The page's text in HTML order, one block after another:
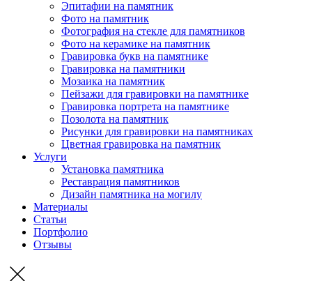
Эпитафии на памятник
Фото на памятник
Фотография на стекле для памятников
Фото на керамике на памятник
Гравировка букв на памятнике
Гравировка на памятники
Мозаика на памятник
Пейзажи для гравировки на памятнике
Гравировка портрета на памятнике
Позолота на памятник
Рисунки для гравировки на памятниках
Цветная гравировка на памятник
Услуги
Установка памятника
Реставрация памятников
Дизайн памятника на могилу
Материалы
Статьи
Портфолио
Отзывы